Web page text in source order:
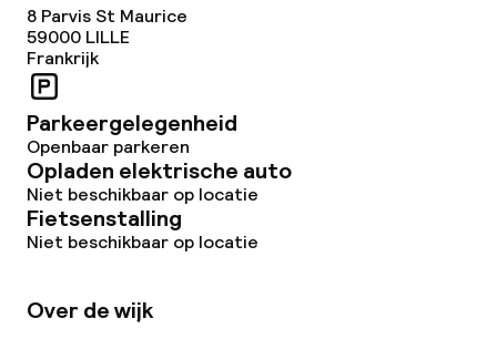
8 Parvis St Maurice
59000 LILLE
Frankrijk
Parkeergelegenheid
Openbaar parkeren
Opladen elektrische auto
Niet beschikbaar op locatie
Fietsenstalling
Niet beschikbaar op locatie
Over de wijk